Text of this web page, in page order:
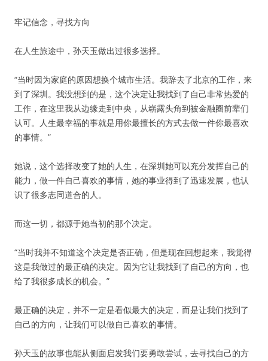
牢记信念，寻找方向
在人生旅途中，孙天玉做出过很多选择。
“当时因为家庭的原因想换个城市生活。我辞去了北京的工作，来
到了深圳。我没想到的是，这个决定让我找到了自己非常热爱的
工作，在这里我从边缘走到中央，从崭露头角到被金融圈前辈们
认可。人生最幸福的事就是用你最擅长的方式去做一件你最喜欢
的事情。”
她说，这个选择改变了她的人生，在深圳她可以充分发挥自己的
能力，做一件自己喜欢的事情，她的事业得到了迅速发展，也认
识了很多志同道合的人。
而这一切，都源于她当初的那个决定。
“当时我并不知道这个决定是否正确，但是现在回想起来，我觉得
这是我做过的最正确的决定。因为它让我找到了自己的方向，也
给了我很多成长的机会。”
最正确的决定，并不一定是看似最大的决定，而是让我们找到了
自己的方向，让我们可以做自己喜欢的事情。
孙天玉的故事也能从侧面启发我们要勇敢尝试，去寻找自己的方